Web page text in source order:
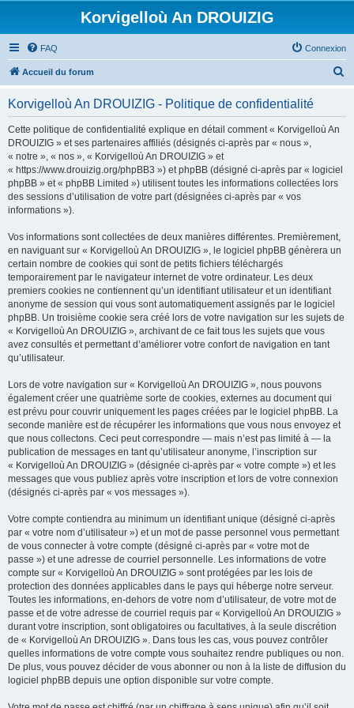
Korvigelloù An DROUIZIG
FAQ Connexion
Accueil du forum
Korvigelloù An DROUIZIG - Politique de confidentialité
Cette politique de confidentialité explique en détail comment « Korvigelloù An
DROUIZIG » et ses partenaires affiliés (désignés ci-après par « nous »,
« notre », « nos », « Korvigelloù An DROUIZIG » et
« https://www.drouizig.org/phpBB3 ») et phpBB (désigné ci-après par « logiciel
phpBB » et « phpBB Limited ») utilisent toutes les informations collectées lors
des sessions d’utilisation de votre part (désignées ci-après par « vos
informations »).
Vos informations sont collectées de deux manières différentes. Premièrement,
en naviguant sur « Korvigelloù An DROUIZIG », le logiciel phpBB génèrera un
certain nombre de cookies qui sont de petits fichiers téléchargés
temporairement par le navigateur internet de votre ordinateur. Les deux
premiers cookies ne contiennent qu’un identifiant utilisateur et un identifiant
anonyme de session qui vous sont automatiquement assignés par le logiciel
phpBB. Un troisième cookie sera créé lors de votre navigation sur les sujets de
« Korvigelloù An DROUIZIG », archivant de ce fait tous les sujets que vous
avez consultés et permettant d’améliorer votre confort de navigation en tant
qu’utilisateur.
Lors de votre navigation sur « Korvigelloù An DROUIZIG », nous pouvons
également créer une quatrième sorte de cookies, externes au document qui
est prévu pour couvrir uniquement les pages créées par le logiciel phpBB. La
seconde manière est de récupérer les informations que vous nous envoyez et
que nous collectons. Ceci peut correspondre — mais n’est pas limité à — la
publication de messages en tant qu’utilisateur anonyme, l’inscription sur
« Korvigelloù An DROUIZIG » (désignée ci-après par « votre compte ») et les
messages que vous publiez après votre inscription et lors de votre connexion
(désignés ci-après par « vos messages »).
Votre compte contiendra au minimum un identifiant unique (désigné ci-après
par « votre nom d’utilisateur ») et un mot de passe personnel vous permettant
de vous connecter à votre compte (désigné ci-après par « votre mot de
passe ») et une adresse de courriel personnelle. Les informations de votre
compte sur « Korvigelloù An DROUIZIG » sont protégées par les lois de
protection des données applicables dans le pays qui héberge notre serveur.
Toutes les informations, en-dehors de votre nom d’utilisateur, de votre mot de
passe et de votre adresse de courriel requis par « Korvigelloù An DROUIZIG »
durant votre inscription, sont obligatoires ou facultatives, à la seule discrétion
de « Korvigelloù An DROUIZIG ». Dans tous les cas, vous pouvez contrôler
quelles informations de votre compte vous souhaitez rendre publiques ou non.
De plus, vous pouvez décider de vous abonner ou non à la liste de diffusion du
logiciel phpBB depuis une option disponible sur votre compte.